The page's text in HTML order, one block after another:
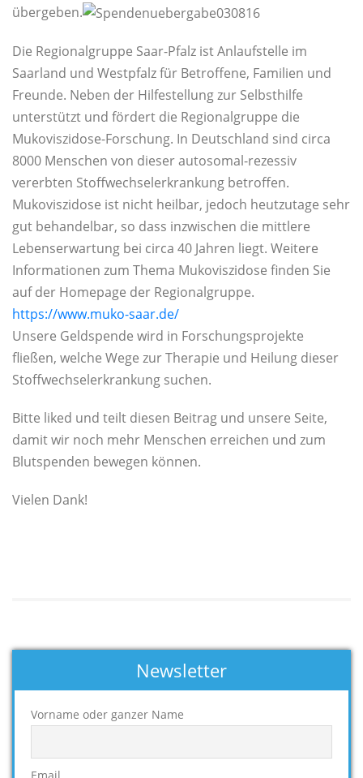
übergeben.
Die Regionalgruppe Saar-Pfalz ist Anlaufstelle im
Saarland und Westpfalz für Betroffene, Familien und
Freunde. Neben der Hilfestellung zur Selbsthilfe
unterstützt und fördert die Regionalgruppe die
Mukoviszidose-Forschung. In Deutschland sind circa
8000 Menschen von dieser autosomal-rezessiv
vererbten Stoffwechselerkrankung betroffen.
Mukoviszidose ist nicht heilbar, jedoch heutzutage sehr
gut behandelbar, so dass inzwischen die mittlere
Lebenserwartung bei circa 40 Jahren liegt. Weitere
Informationen zum Thema Mukoviszidose finden Sie
auf der Homepage der Regionalgruppe.
https://www.muko-saar.de/
Unsere Geldspende wird in Forschungsprojekte
fließen, welche Wege zur Therapie und Heilung dieser
Stoffwechselerkrankung suchen.
Bitte liked und teilt diesen Beitrag und unsere Seite,
damit wir noch mehr Menschen erreichen und zum
Blutspenden bewegen können.
Vielen Dank!
Newsletter
Vorname oder ganzer Name